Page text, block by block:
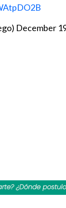
December